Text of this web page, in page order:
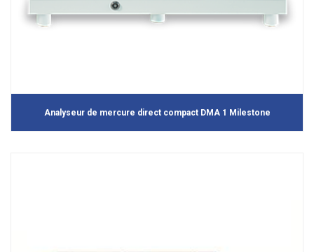
Analyseur de mercure direct compact DMA 1 Milestone